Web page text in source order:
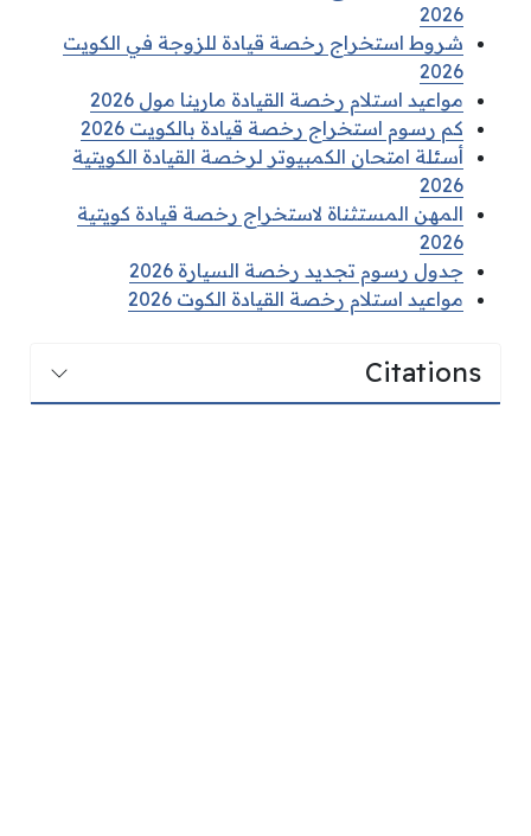
2026
شروط استخراج رخصة قيادة للزوجة في الكويت
2026
مواعيد استلام رخصة القيادة مارينا مول 2026
كم رسوم استخراج رخصة قيادة بالكويت 2026
أسئلة امتحان الكمبيوتر لرخصة القيادة الكويتية
2026
المهن المستثناة لاستخراج رخصة قيادة كويتية
2026
جدول رسوم تجديد رخصة السيارة 2026
مواعيد استلام رخصة القيادة الكوت 2026
Citations